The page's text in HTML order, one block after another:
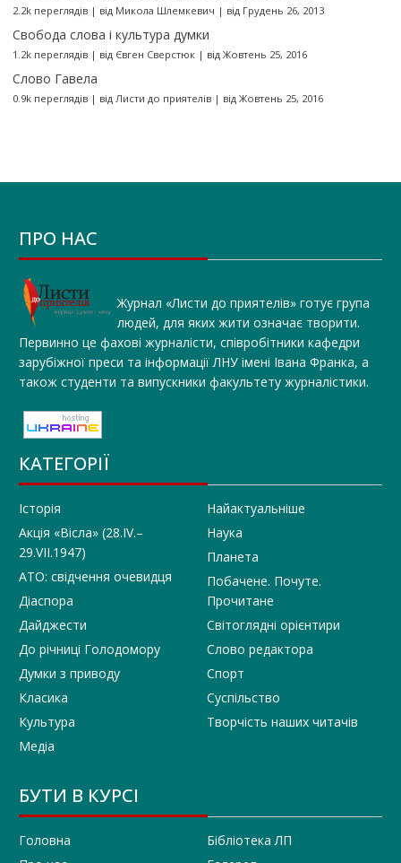
2.2k переглядів| від Микола Шлемкевич | від Грудень 26, 2013
Свобода слова і культура думки
1.2k переглядів| від Євген Сверстюк| від Жовтень 25, 2016
Слово Гавела
0.9k переглядів| від Листи до приятелів| від Жовтень 25, 2016
ПРО НАС
Журнал «Листи до приятелів» готує група
людей, для яких жити означає творити.
Первинно це фахові журналісти, співробітники кафедри
зарубіжної преси та інформації ЛНУ імені Івана Франка, а
також студенти та випускники факультету журналістики.
КАТЕГОРІЇ
Історія
Акція «Вісла» (28.IV.–
29.VII.1947)
АТО: свідчення очевидця
Діаспора
Дайджести
До річниці Голодомору
Думки з приводу
Класика
Культура
Медіа
Найактуальніше
Наука
Планета
Побачене. Почуте.
Прочитане
Світоглядні орієнтири
Слово редактора
Спорт
Суспільство
Творчість наших читачів
БУТИ В КУРСІ
Головна
Бібліотека ЛП